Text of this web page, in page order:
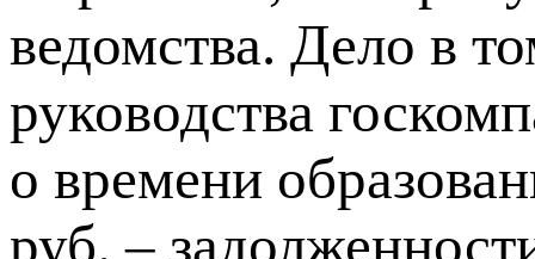
ведомства. Дело в
руководства
о времени